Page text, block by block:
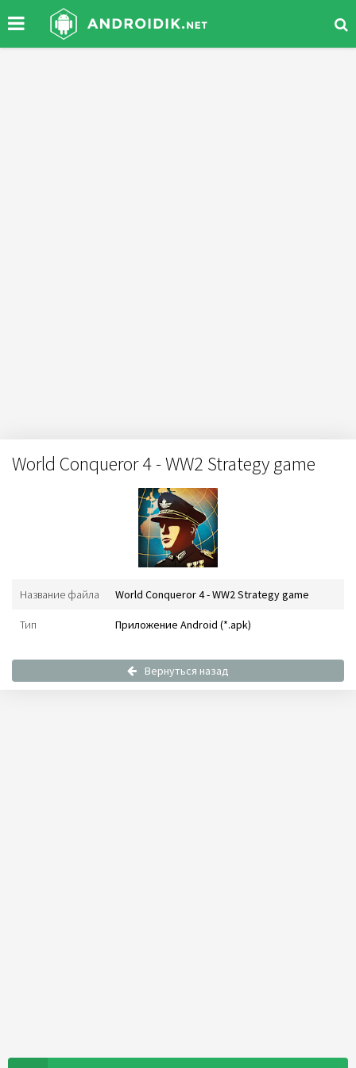
World Conqueror 4 - WW2 Strategy game
Название файла World Conqueror 4 - WW2 Strategy game
Тип Приложение Android (*.apk)
Вернуться назад